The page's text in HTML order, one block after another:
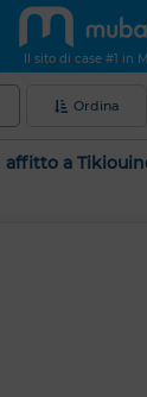
Il sito di case #1 in
Ordina
a